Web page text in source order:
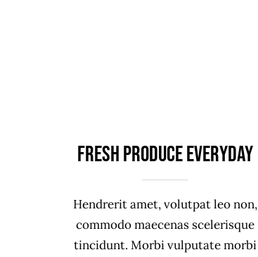
Fresh produce everyday
Hendrerit amet, volutpat leo non,
commodo maecenas scelerisque
tincidunt. Morbi vulputate morbi